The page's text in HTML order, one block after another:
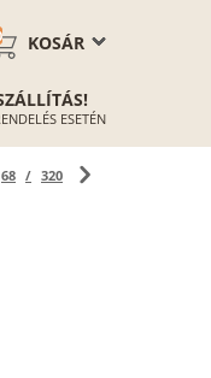
KOSÁR
ESETÉN
68 / 320